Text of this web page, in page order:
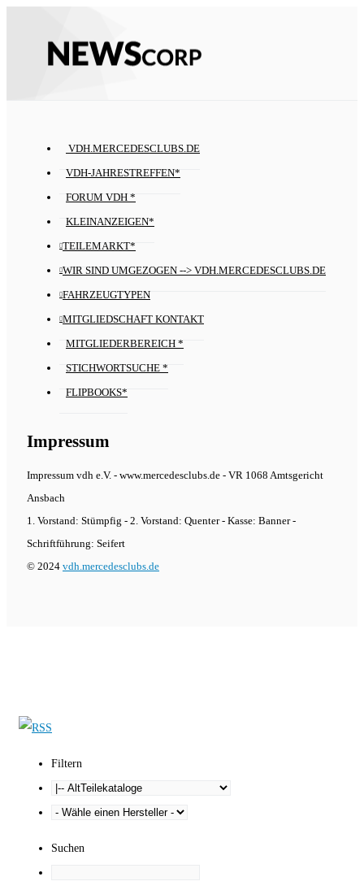
VDH.MERCEDESCLUBS.DE
VDH-JAHRESTREFFEN*
FORUM VDH *
KLEINANZEIGEN*
TEILEMARKT*
WIR SIND UMGEZOGEN --> VDH.MERCEDESCLUBS.DE
FAHRZEUGTYPEN
MITGLIEDSCHAFT KONTAKT
MITGLIEDERBEREICH *
STICHWORTSUCHE *
FLIPBOOKS*
Impressum
Impressum vdh e.V. - www.mercedesclubs.de - VR 1068 Amtsgericht
Ansbach
1. Vorstand: Stümpfig - 2. Vorstand: Quenter - Kasse: Banner -
Schriftführung: Seifert
© 2024 vdh.mercedesclubs.de
Filtern
Suchen